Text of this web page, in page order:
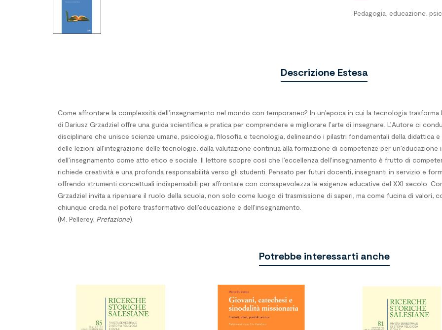
Pedagogia, educazione,
Descrizione Estesa
Come affrontare la complessità dell’insegnamento nel mondo con temporaneo? In un’epoca in cui la tecnologia
di Dariusz Grzadziel offre una guida scientifica e pratica per comprendere e migliorare l’arte di insegnare. L’Autore ci
disciplinare che unisce scienze umane, psicologia, filosofia e tecnologia, delineando i pilastri fondamentali della didattica
delle lezioni all’integrazione delle tecnologie, dalla valutazione continua alla formazione di competenze per
dell’insegnamento come atto etico e sociale. Il lettore scopre così che l’eccellenza dell’insegnamento è frutto di
richiede creatività e una profonda responsabilità verso gli studenti. Pensato per futuri docenti, insegnanti in servizio e
offrendo strumenti concettuali indispensabili per affrontare con consapevolezza le esigenze educative del XXI secolo.
Grzadziel invita a ripensare il ruolo della scuola, non solo come luogo di trasmissione di saperi, ma come fucina di valori,
chiunque creda nel potere trasformativo dell’educazione e dell’insegnamento.
(M. Pellerey, Prefazione).
Potrebbe interessarti anche